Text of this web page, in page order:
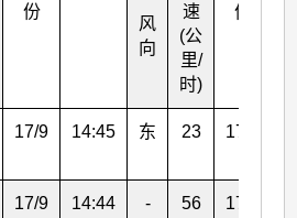
份
份
风
向
速
(公
里/
时)
17/9 14:45 东 23 17/9
17/9 14:44 - 56 17/9